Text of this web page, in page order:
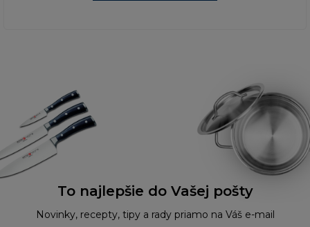
To najlepšie do Vašej pošty
Novinky, recepty, tipy a rady priamo na Váš e-mail